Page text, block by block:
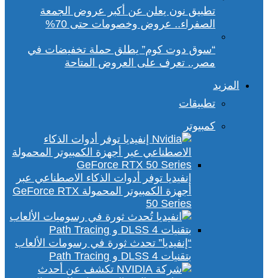
تطبيق نون يعلن عن أكبر عروض الجمعة
الصفراء.. عروض وخصومات حتى 70%
“سوق دوت كوم” يطلق حملة تخفيضات في
مصر.. تعرف على العروض المتاحة
المزيد
تطبيقات
كمبيوتر
إنفيديا توفر أدوات الذكاء الاصطناعي عبر
أجهزة الكمبيوتر المحمولة GeForce RTX
50 Series
“إنفيديا” تحدث ثورة في رسومات الألعاب
بتقنيات DLSS 4 و Path Tracing